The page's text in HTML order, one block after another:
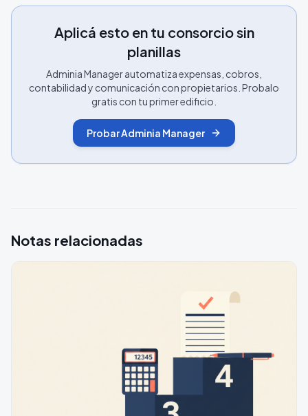
Aplicá esto en tu consorcio sin
planillas
Adminia Manager automatiza expensas, cobros,
contabilidad y comunicación con propietarios. Probalo
gratis con tu primer edificio.
Probar Adminia Manager
Notas relacionadas